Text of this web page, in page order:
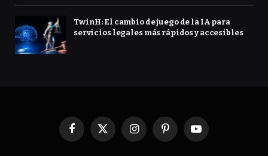
TwinH: El cambio de juego de la IA para
servicios legales más rápidos y accesibles
Facebook
X
InstagramPinterestYouTube